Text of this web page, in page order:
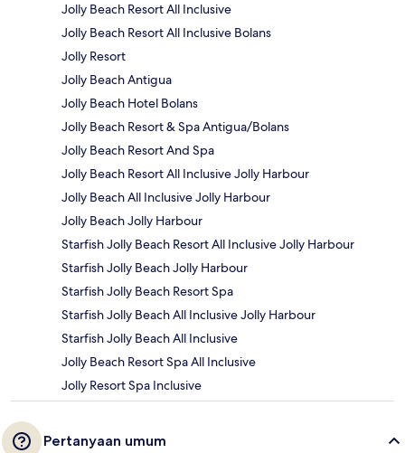
Jolly Beach Resort All Inclusive
Jolly Beach Resort All Inclusive Bolans
Jolly Resort
Jolly Beach Antigua
Jolly Beach Hotel Bolans
Jolly Beach Resort & Spa Antigua/Bolans
Jolly Beach Resort And Spa
Jolly Beach Resort All Inclusive Jolly Harbour
Jolly Beach All Inclusive Jolly Harbour
Jolly Beach Jolly Harbour
Starfish Jolly Beach Resort All Inclusive Jolly Harbour
Starfish Jolly Beach Jolly Harbour
Starfish Jolly Beach Resort Spa
Starfish Jolly Beach All Inclusive Jolly Harbour
Starfish Jolly Beach All Inclusive
Jolly Beach Resort Spa All Inclusive
Jolly Resort Spa Inclusive
Pertanyaan umum